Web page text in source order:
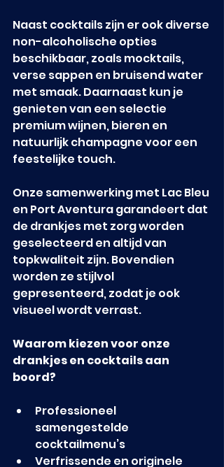
Naast cocktails zijn er ook diverse
non-alcoholische opties
beschikbaar, zoals mocktails,
verse sappen en bruisend water
met smaak. Daarnaast kun je
genieten van een selectie
premium wijnen, bieren en
natuurlijk champagne voor een
feestelijke touch.
Onze samenwerking met Lac Bleu
en Port Aventura garandeert dat
de drankjes met zorg worden
geselecteerd en altijd van
topkwaliteit zijn. Bovendien
worden ze stijlvol
gepresenteerd, zodat je ook
visueel wordt verrast.
Waarom kiezen voor onze
drankjes en cocktails aan
boord?
Professioneel
samengestelde
cocktailmenu’s
Verfrissende en originele